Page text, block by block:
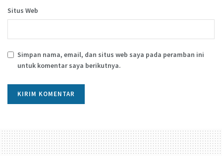
Situs Web
Simpan nama, email, dan situs web saya pada peramban ini
untuk komentar saya berikutnya.